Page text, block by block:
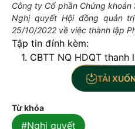
Công ty Cổ phần Chứng
Nghị quyết Hội đồng quản
25/10/2022 về việc thành lập
Tập tin đính kèm:
1. CBTT NQ HDQT
TẢI
Từ khóa
#Nghị quyết